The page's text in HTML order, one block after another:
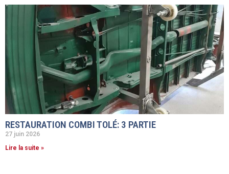
RESTAURATION COMBI TOLÉ: 3 PARTIE
27 juin 2026
Lire la suite »